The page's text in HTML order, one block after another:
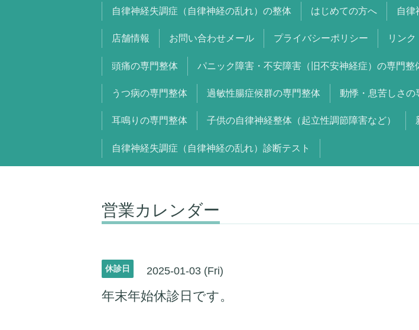
自律神経失調症（自律神経の乱れ）の整体 はじめての方へ 自律
店舗情報 お問い合わせメール プライバシーポリシー リンク
頭痛の専門整体 パニック障害・不安障害（旧不安神経症）の専門整
うつ病の専門整体 過敏性腸症候群の専門整体 動悸・息苦しさの
耳鳴りの専門整体 子供の自律神経整体（起立性調節障害など）
自律神経失調症（自律神経の乱れ）診断テスト
営業カレンダー
休診日 2025-01-03 (Fri)
年末年始休診日です。